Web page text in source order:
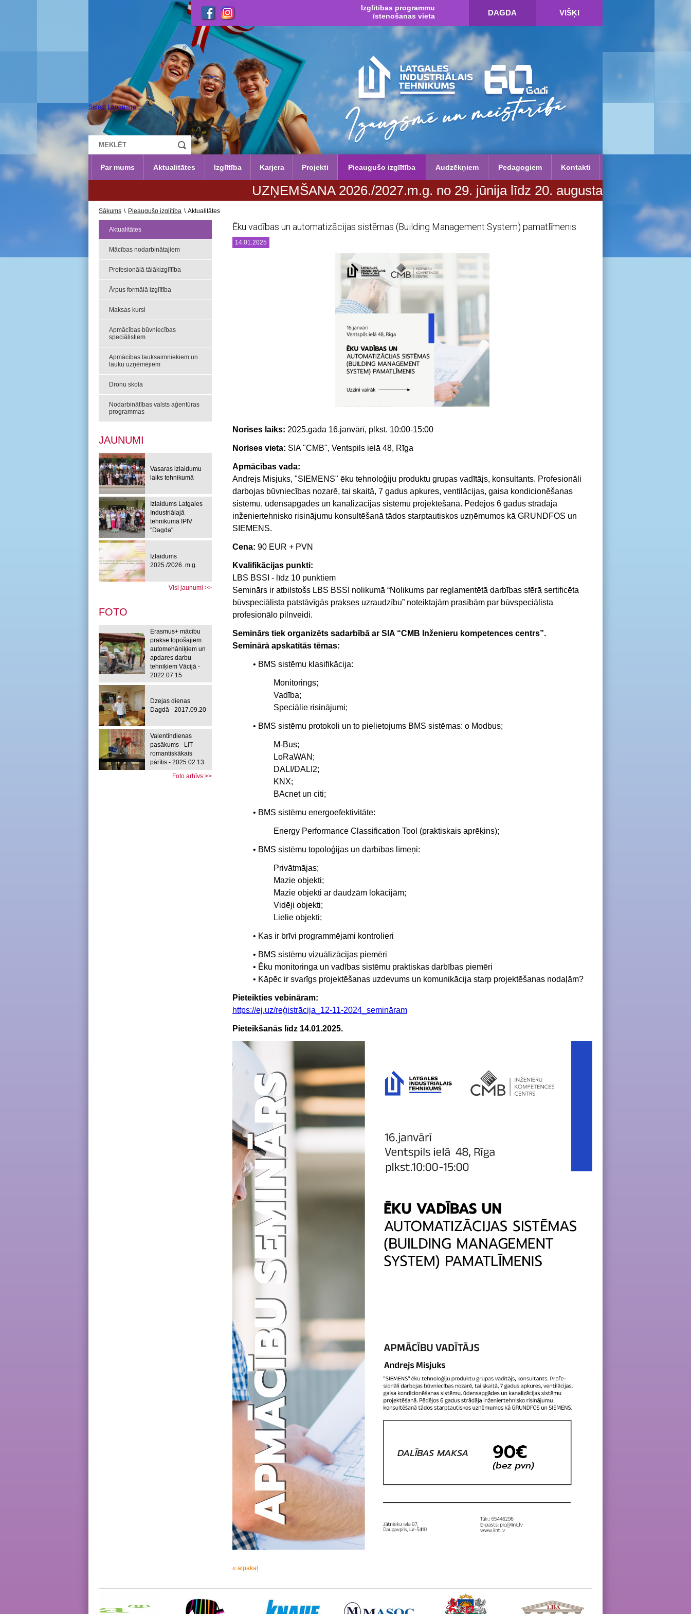
Select Language ▼
Izglītības programmu
īstenošanas vieta
DAGDA VIŠĶI
Par mums Aktualitātes Izglītība Karjera Projekti Pieaugušo izglītība Audzēkņiem Pedagogiem Kontakti
UZŅEMŠANA 2026./2027.m.g. no 29. jūnija līdz 20. augustam. Vairāk informācijas
Sākums \ Pieaugušo izglītība \ Aktualitātes
Aktualitātes
Mācības nodarbinātajiem
Profesionālā tālākizglītība
Ārpus formālā izglītība
Maksas kursi
Apmācības būvniecības
speciālistiem
Apmācības lauksaimniekiem un
lauku uzņēmējiem
Dronu skola
Nodarbinātības valsts aģentūras
programmas
JAUNUMI
Vasaras izlaidumu
laiks tehnikumā
Izlaidums Latgales
Industriālajā
tehnikumā IPĪV
"Dagda"
Izlaidums
2025./2026. m.g.
Visi jaunumi >>
FOTO
Erasmus+ mācību
prakse topošajiem
automehāniķiem un
apdares darbu
tehniķiem Vācijā -
2022.07.15
Dzejas dienas
Dagdā - 2017.09.20
Valentīndienas
pasākums - LIT
romantiskākais
pārītis - 2025.02.13
Foto arhīvs >>
Ēku vadības un automatizācijas sistēmas (Building Management System) pamatlīmenis
14.01.2025
Norises laiks: 2025.gada 16.janvārī, plkst. 10:00-15:00
Norises vieta: SIA "CMB", Ventspils ielā 48, Rīga
Apmācības vada:
Andrejs Misjuks, "SIEMENS" ēku tehnoloģiju produktu grupas vadītājs, konsultants. Profesionāli
darbojas būvniecības nozarē, tai skaitā, 7 gadus apkures, ventilācijas, gaisa kondicionēšanas
sistēmu, ūdensapgādes un kanalizācijas sistēmu projektēšanā. Pēdējos 6 gadus strādāja
inženiertehnisko risinājumu konsultēšanā tādos starptautiskos uzņēmumos kā GRUNDFOS un
SIEMENS.
Cena: 90 EUR + PVN
Kvalifikācijas punkti:
LBS BSSI - līdz 10 punktiem
Seminārs ir atbilstošs LBS BSSI nolikumā “Nolikums par reglamentētā darbības sfērā sertificēta
būvspeciālista patstāvīgās prakses uzraudzību” noteiktajām prasībām par būvspeciālista
profesionālo pilnveidi.
Seminārs tiek organizēts sadarbībā ar SIA “CMB Inženieru kompetences centrs”.
Seminārā apskatītās tēmas:
• BMS sistēmu klasifikācija:
Monitorings;
Vadība;
Speciālie risinājumi;
• BMS sistēmu protokoli un to pielietojums BMS sistēmas: o Modbus;
M-Bus;
LoRaWAN;
DALI/DALI2;
KNX;
BAcnet un citi;
• BMS sistēmu energoefektivitāte:
­Energy Performance Classification Tool (praktiskais aprēķins);
• BMS sistēmu topoloģijas un darbības līmeņi:
­Privātmājas;
Mazie objekti;
Mazie objekti ar daudzām lokācijām;
Vidēji objekti;
Lielie objekti;
• Kas ir brīvi programmējami kontrolieri
• BMS sistēmu vizuālizācijas piemēri
• Ēku monitoringa un vadības sistēmu praktiskas darbības piemēri
• Kāpēc ir svarīgs projektēšanas uzdevums un komunikācija starp projektēšanas nodaļām?
Pieteikties vebināram:
https://ej.uz/reģistrācija_12-11-2024_semināram
Pieteikšanās līdz 14.01.2025.
« atpakaļ